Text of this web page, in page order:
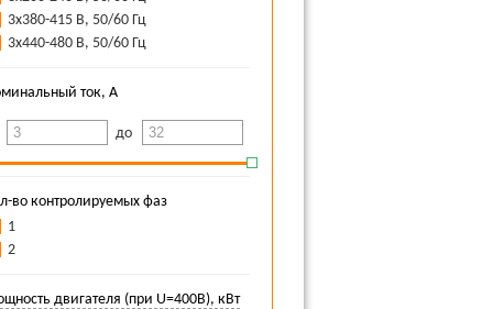
3х380-415 В, 50/60 Гц
3х440-480 В, 50/60 Гц
ток, А
до
во контролируемых фаз
1
2
двигателя (при U=400В), кВт